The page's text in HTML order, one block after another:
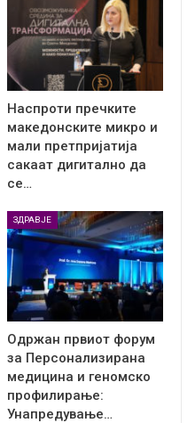
Наспроти пречките
македонските микро и
мали претпријатија
сакаат дигитално да
се…
ЗДРАВЈЕ
Одржан првиот форум
за Персонализирана
медицина и геномско
профилирање:
Унапредување…